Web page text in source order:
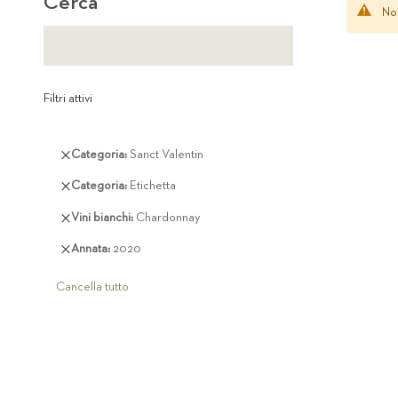
Filtri attivi
Categoria Sanct Valentin
Rimuovi
articolo
Categoria Etichetta
Rimuovi
articolo
Vini bianchi Chardonnay
Rimuovi
articolo
Annata 2020
Rimuovi
articolo
Cancella tutto